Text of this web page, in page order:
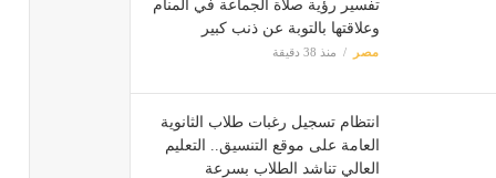
تفسير رؤية صلاة الجماعة في المنام
وعلاقتها بالتوبة عن ذنب كبير
مصر منذ 38 دقيقة
انتظام تسجيل رغبات طلاب الثانوية
العامة على موقع التنسيق.. التعليم
العالي تناشد الطلاب بسرعة